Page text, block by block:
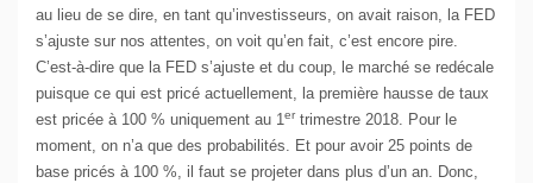
au lieu de se dire, en tant qu’investisseurs, on avait raison, la FED
s’ajuste sur nos attentes, on voit qu’en fait, c’est encore pire.
C’est-à-dire que la FED s’ajuste et du coup, le marché se redécale
puisque ce qui est pricé actuellement, la première hausse de taux
est pricée à 100 % uniquement au 1ertrimestre 2018. Pour le
moment, on n’a que des probabilités. Et pour avoir 25 points de
base pricés à 100 %, il faut se projeter dans plus d’un an. Donc,